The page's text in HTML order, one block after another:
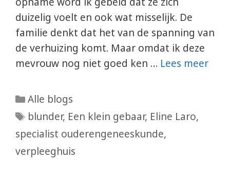
duizelig voelt en ook wat misselijk. De
familie denkt dat het van de spanning van
de verhuizing komt. Maar omdat ik deze
mevrouw nog niet goed ken … Lees meer
Categorieën
Alle blogs
Tags
blunder, Een klein gebaar, Eline Laro,
specialist ouderengeneeskunde,
verpleeghuis